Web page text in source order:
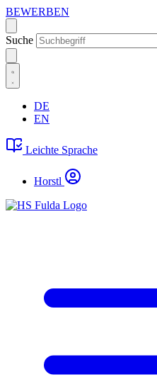
BEWERBEN
Suche
DE
EN
Leichte Sprache
Horstl